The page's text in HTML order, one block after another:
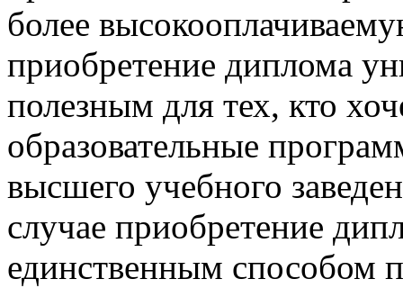
более
приобретение диплома
полезным для тех, кто
образовательные
высшего учебного
случае приобретение
единственным способом